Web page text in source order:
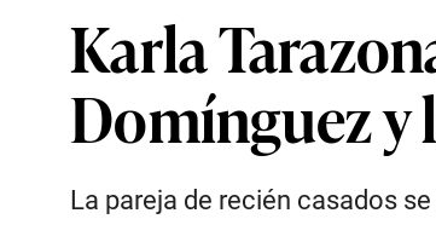
Karla
Domínguez y
La pareja de recién casados